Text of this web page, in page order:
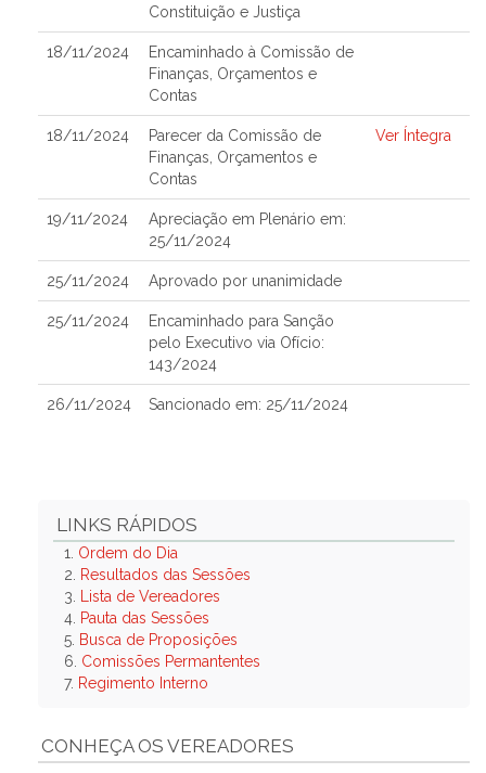
Constituição e Justiça
18/11/2024
Encaminhado à Comissão de
Finanças, Orçamentos e
Contas
18/11/2024
Parecer da Comissão de
Finanças, Orçamentos e
Contas
Ver Íntegra
19/11/2024
Apreciação em Plenário em:
25/11/2024
25/11/2024 Aprovado por unanimidade
25/11/2024
Encaminhado para Sanção
pelo Executivo via Ofício:
143/2024
26/11/2024 Sancionado em: 25/11/2024
LINKS RÁPIDOS
1. Ordem do Dia
2.
Resultados das Sessões
3.
Lista de Vereadores
4. Pauta das Sessões
5. Busca de Proposições
6. Comissões Permantentes
7. Regimento Interno
CONHEÇA OS VEREADORES